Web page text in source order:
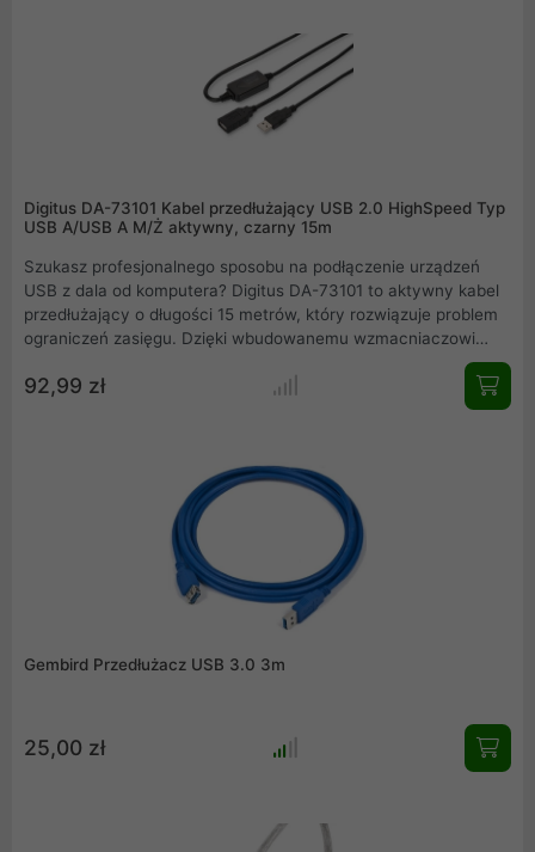
Digitus DA-73101 Kabel przedłużający USB 2.0 HighSpeed Typ
USB A/USB A M/Ż aktywny, czarny 15m
Szukasz profesjonalnego sposobu na podłączenie urządzeń
USB z dala od komputera? Digitus DA-73101 to aktywny kabel
przedłużający o długości 15 metrów, który rozwiązuje problem
ograniczeń zasięgu. Dzięki wbudowanemu wzmacniaczowi
osiągając prędkość do 480 Mbps. Idealny do drukarek, kamer i
skanerów. Zapomnij o zakłóceniach i ciesz się pełną swobodą
92,99 zł
Gembird Przedłużacz USB 3.0 3m
25,00 zł